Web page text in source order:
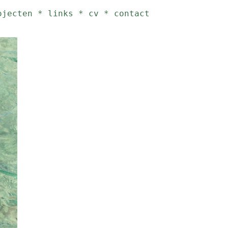
* links * cv * contact